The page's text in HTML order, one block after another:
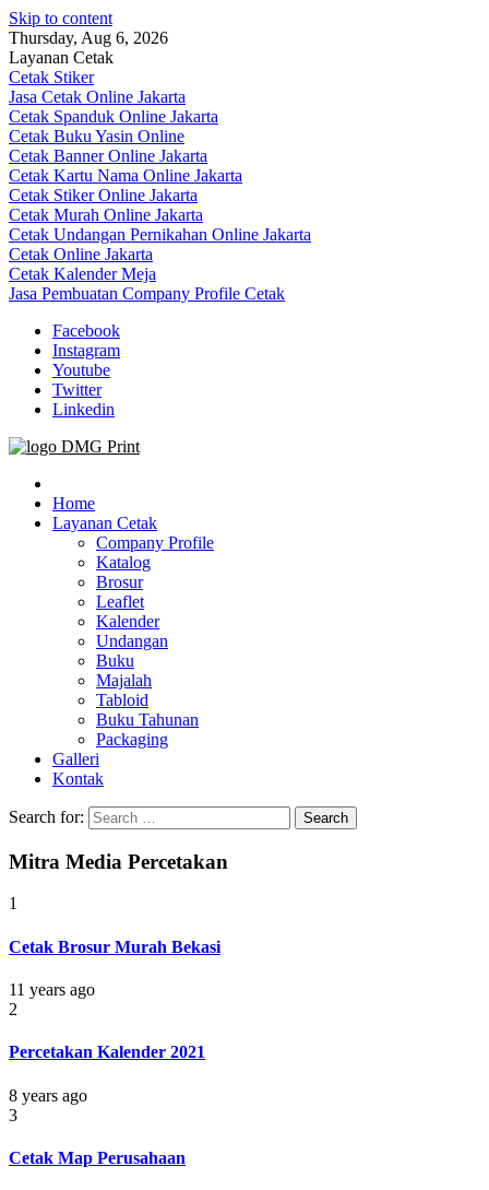
Skip to content
Thursday, Aug 6, 2026
Layanan Cetak
Cetak Stiker
Jasa Cetak Online Jakarta
Cetak Spanduk Online Jakarta
Cetak Buku Yasin Online
Cetak Banner Online Jakarta
Cetak Kartu Nama Online Jakarta
Cetak Stiker Online Jakarta
Cetak Murah Online Jakarta
Cetak Undangan Pernikahan Online Jakarta
Cetak Online Jakarta
Cetak Kalender Meja
Jasa Pembuatan Company Profile Cetak
Facebook
Instagram
Youtube
Twitter
Linkedin
Jasa Cetak Online DMG Printing
Home
Layanan Cetak
Company Profile
Katalog
Brosur
Leaflet
Kalender
Undangan
Buku
Majalah
Tabloid
Buku Tahunan
Packaging
Galleri
Kontak
Search for:
Mitra Media Percetakan
1
Cetak Brosur Murah Bekasi
11 years ago
2
Percetakan Kalender 2021
8 years ago
3
Cetak Map Perusahaan